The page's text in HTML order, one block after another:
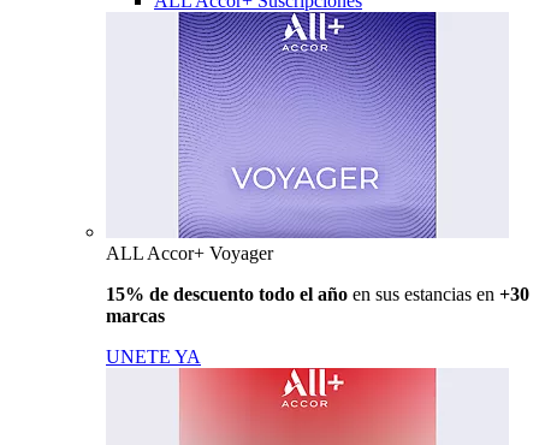
ALL Accor+ Voyager
15% de descuento todo el año en sus estancias en +30
marcas
UNETE YA